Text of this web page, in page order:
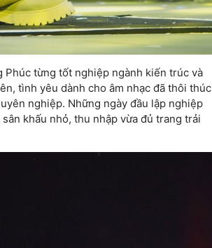
Phúc từng tốt nghiệp ngành kiến trúc và
tình yêu dành cho âm nhạc đã thôi thúc
nghiệp. Những ngày đầu lập nghiệp
khấu nhỏ, thu nhập vừa đủ trang trải